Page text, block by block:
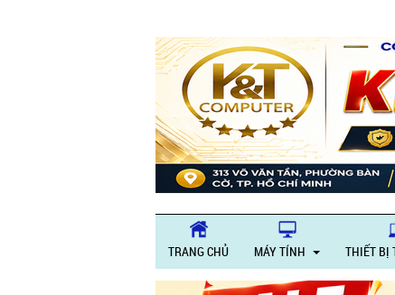
TRANG CHỦ MÁY TÍNH THIẾT BỊ